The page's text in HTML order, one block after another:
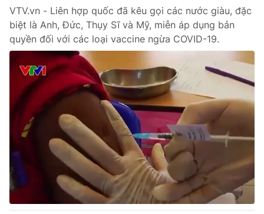
VTV.vn - Liên hợp quốc đã kêu gọi các nước giàu, đặc
biệt là Anh, Đức, Thụy Sĩ và Mỹ, miễn áp dụng bản
quyền đối với các loại vaccine ngừa COVID-19.